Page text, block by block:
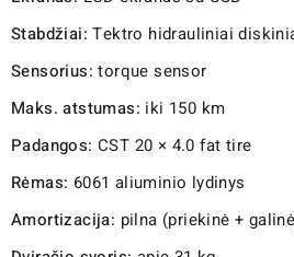
Stabdžiai: Tektro hidrauliniai
Sensorius: torque sensor
Maks. atstumas: iki 150 km
Padangos: CST 20 × 4.0 fat tire
Rėmas: 6061 aliuminio lydinys
Amortizacija: pilna (priekinė +